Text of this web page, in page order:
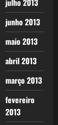
julho 2013
junho 2013
maio 2013
abril 2013
março 2013
fevereiro
2013